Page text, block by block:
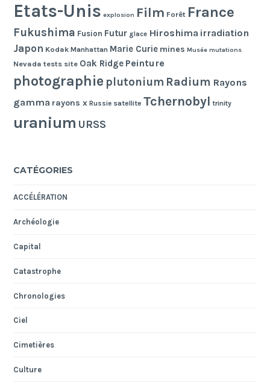
Etats-Unis explosion Film Forêt France
Fukushima Fusion Futur glace Hiroshima irradiation
Japon Kodak Manhattan Marie Curie mines Musée mutations
Nevada tests site Oak Ridge Peinture
photographie plutonium Radium Rayons
gamma rayons x Russie satellite Tchernobyl trinity
uranium URSS
CATÉGORIES
ACCÉLÉRATION
Archéologie
Capital
Catastrophe
Chronologies
Ciel
Cimetières
Culture